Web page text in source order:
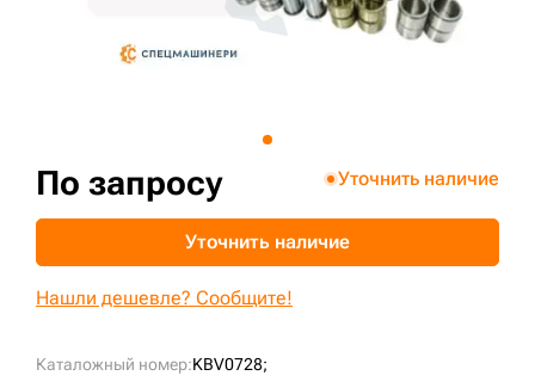
Каталожный номер:KBV0728;
По запросу Уточнить наличие
Уточнить наличие
Нашли дешевле? Сообщите!
sksale@skdst.ru